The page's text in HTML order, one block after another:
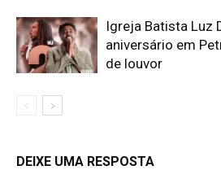
Igreja Batista Luz
aniversário em
de louvor
DEIXE UMA RESPOSTA